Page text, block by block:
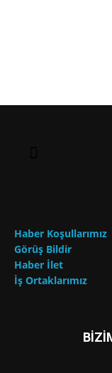
Haber Koşullarımız
Görüş Bildir
Haber İlet
İş Ortaklarımız